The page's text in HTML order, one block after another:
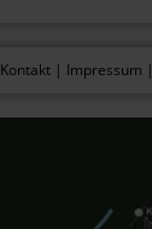
Kontakt | Impressum |